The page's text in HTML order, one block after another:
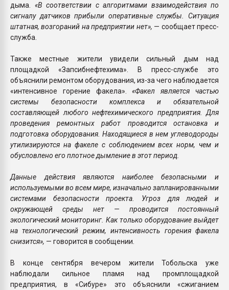
дыма. «В соответствии с алгоритмами взаимодействия по
сигналу датчиков прибыли оперативные службы. Ситуация
штатная, возгораний на предприятии нет», — сообщает пресс-
служба.
Также местные жители увидели сильный дым над
площадкой «Запсибнефтехима». В пресс-службе это
объяснили ремонтом оборудования, из-за чего наблюдается
«интенсивное горение факела».«Факел является частью
системы безопасности комплекса и обязательной
составляющей любого нефтехимического предприятия. Для
проведения ремонтных работ проводится остановка и
подготовка оборудования. Находящиеся в нем углеводороды
утилизируются на факеле с соблюдением всех норм, чем и
обусловлено его плотное дымление в этот период.
Данные действия являются наиболее безопасными и
используемыми во всем мире, изначально запланированными
системами безопасности проекта. Угроз для людей и
окружающей среды нет — проводится постоянный
экологический мониторинг. Как только оборудование выйдет
на технологический режим, интенсивность горения факела
снизится», — говорится в сообщении.
В конце сентября вечером жители Тобольска уже
наблюдали сильное пламя над промплощадкой
предприятия, в «Сибуре» это объяснили «сжиганием